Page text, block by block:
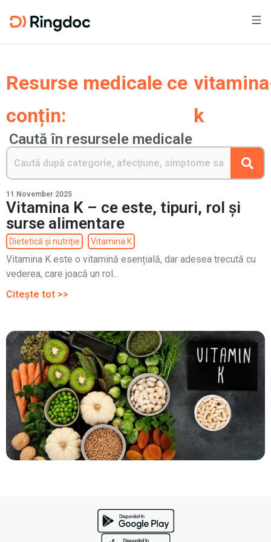
Resurse medicale ce
conțin:
k
Caută în resursele medicale
11 November 2025
Vitamina K – ce este, tipuri, rol și
surse alimentare
Dietetică și nutriție Vitamina K
Vitamina K este o vitamină esențială, dar adesea trecută cu
vederea, care joacă un rol...
Citește tot >>